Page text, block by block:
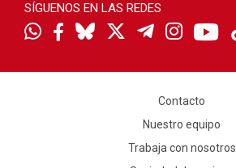
SÍGUENOS EN LAS REDES
Contacto
Nuestro equipo
Trabaja con nosotros